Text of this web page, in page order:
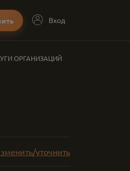
Вход
ОРГАНИЗАЦИЙ
уточнить